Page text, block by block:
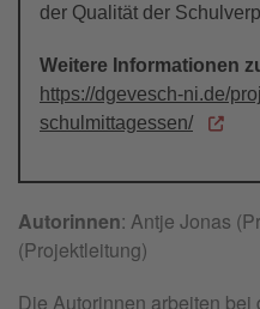
der Qualität der
Weitere Informationen
https://dgevesch-ni.de/
schulmittagessen/
Autorinnen: Antje Jonas
(Projektleitung)
Die Autorinnen arbeiten bei